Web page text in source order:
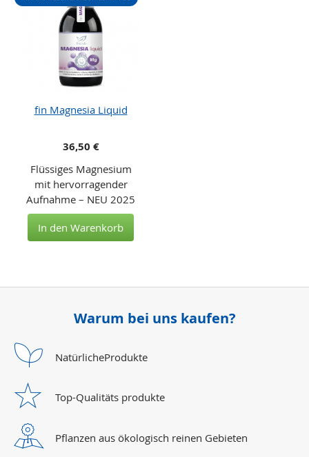
fin Magnesia Liquid
36,50 €
Flüssiges Magnesium
mit hervorragender
Aufnahme – NEU 2025
In den Warenkorb
Warum bei uns kaufen?
NatürlicheProdukte
Top-Qualitäts produkte
Pflanzen aus ökologisch reinen Gebieten